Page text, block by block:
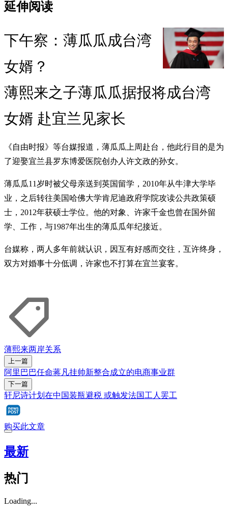
延伸阅读
下午察：薄瓜瓜成台湾
女婿？
薄熙来之子薄瓜瓜据报将成台湾
女婿 赴宜兰见家长
《自由时报》等台媒报道，薄瓜瓜上周赴台，他此行目的是为
了迎娶宜兰县罗东博爱医院创办人许文政的孙女。
薄瓜瓜11岁时被父母亲送到英国留学，2010年从牛津大学毕
业，之后转往美国哈佛大学肯尼迪政府学院攻读公共政策硕
士，2012年获硕士学位。他的对象、许家千金也曾在国外留
学、工作，与1987年出生的薄瓜瓜年纪接近。
台媒称，两人多年前就认识，因互有好感而交往，互许终身，
双方对婚事十分低调，许家也不打算在宜兰宴客。
薄熙来两岸关系
上一篇
阿里巴巴任命蒋凡挂帅新整合成立的电商事业群
下一篇
轩尼诗计划在中国装瓶避税 或触发法国工人罢工
购买此文章
最新
热门
Loading...